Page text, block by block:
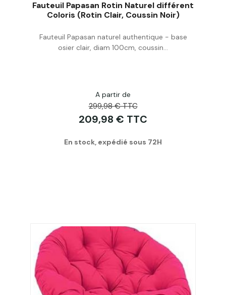
Acheter
Fauteuil Papasan Rotin Naturel différent
Coloris (Rotin Clair, Coussin Noir)
Fauteuil Papasan naturel authentique - base
osier clair, diam 100cm, coussin...
A partir de
299,98 € TTC
209,98 € TTC
En stock, expédié sous 72H